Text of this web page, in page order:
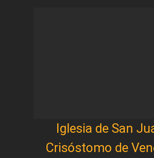
Iglesia de San
Crisóstomo de